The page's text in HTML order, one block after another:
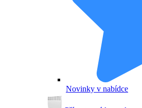
Novinky v nabídce